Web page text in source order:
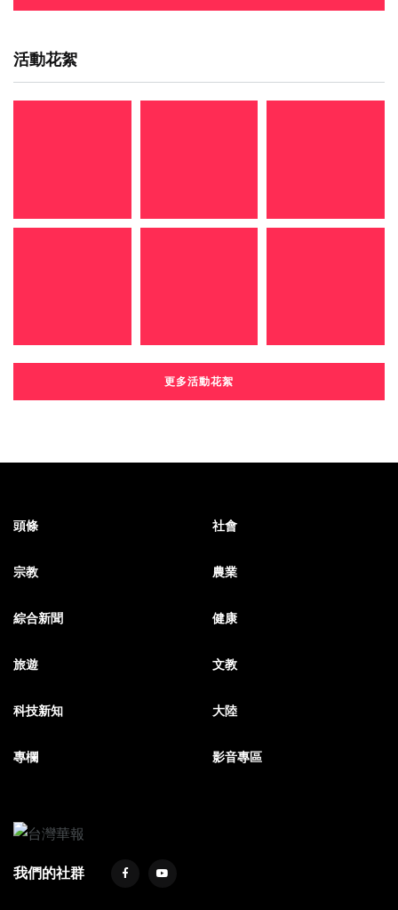
活動花絮
更多活動花絮
頭條 社會
宗教 農業
綜合新聞 健康
旅遊 文教
科技新知 大陸
專欄 影音專區
我們的社群